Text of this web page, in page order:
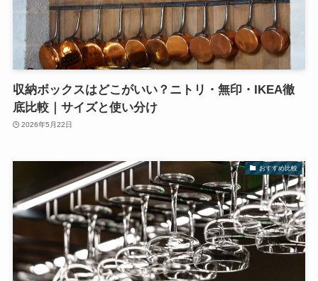
収納ボックスはどこがいい？ニトリ・無印・IKEA徹
底比較｜サイズと使い分け
2026年5月22日
おすすめ比較